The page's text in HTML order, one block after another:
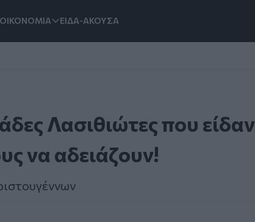
ΟΙΚΟΝΟΜΙΑ ΕΙΔΑ-ΑΚΟΥΣΑ
Λασιθιώτες που είδαν
να αδειάζουν!